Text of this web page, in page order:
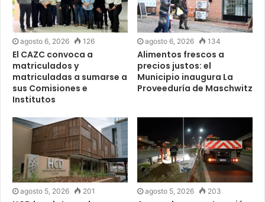
agosto 6, 2026 126
El CAZC convoca a
matriculados y
matriculadas a sumarse a
sus Comisiones e
Institutos
agosto 6, 2026 134
Alimentos frescos a
precios justos: el
Municipio inaugura La
Proveeduría de Maschwitz
agosto 5, 2026 201 agosto 5, 2026 203